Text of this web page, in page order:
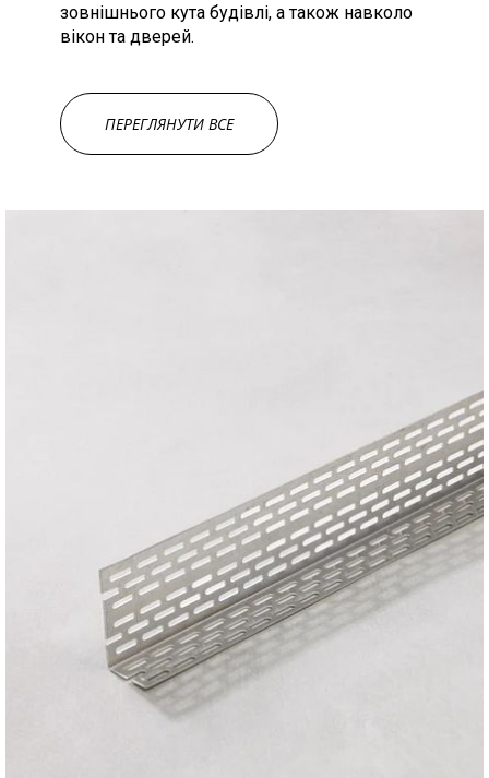
зовнішнього кута будівлі, а також навколо
вікон та дверей.
ПЕРЕГЛЯНУТИ ВСЕ